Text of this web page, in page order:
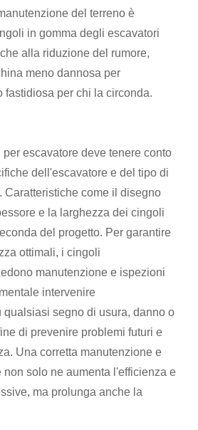
del terreno è
in gomma degli escavatori
alla riduzione del rumore,
meno dannosa per
fastidiosa per chi la circonda.
escavatore deve tenere conto
dell'escavatore e del tipo di
Caratteristiche come il disegno
e la larghezza dei cingoli
del progetto. Per garantire
ottimali, i cingoli
manutenzione e ispezioni
intervenire
qualsiasi segno di usura, danno o
di prevenire problemi futuri e
Una corretta manutenzione e
solo ne aumenta l'efficienza e
ma prolunga anche la